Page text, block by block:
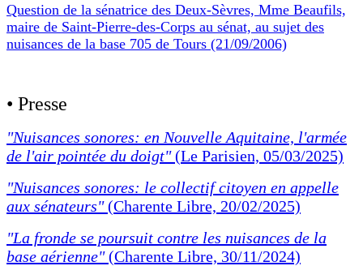
Question de la sénatrice des Deux-Sèvres, Mme Beaufils,
maire de Saint-Pierre-des-Corps au sénat, au sujet des
nuisances de la base 705 de Tours (21/09/2006)
• Presse
"Nuisances sonores: en Nouvelle Aquitaine, l'armée
de l'air pointée du doigt"(Le Parisien, 05/03/2025)
"Nuisances sonores: le collectif citoyen en appelle
aux sénateurs"(Charente Libre, 20/02/2025)
"La fronde se poursuit contre les nuisances de la
base aérienne"(Charente Libre, 30/11/2024)